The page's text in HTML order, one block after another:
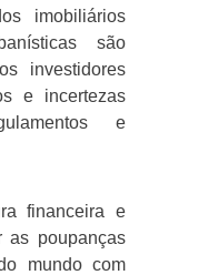
imobiliários
são
investidores
e incertezas
e
financeira e
as poupanças
mundo com